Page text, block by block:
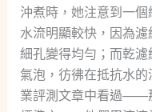
沖煮時，她注意到一
水流明顯較快，因為
細孔變得均勻；而乾
氣泡，彷彿在抵抗水
業評測文章中看過——